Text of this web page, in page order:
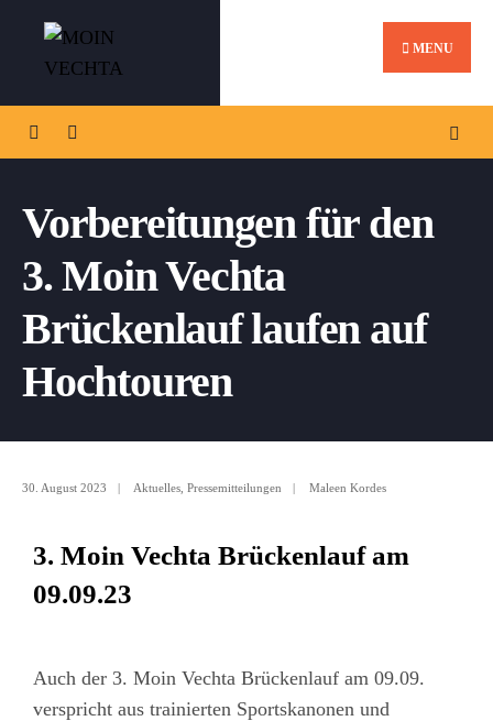
MENU
Vorbereitungen für den
3. Moin Vechta
Brückenlauf laufen auf
Hochtouren
30. August 2023 | Aktuelles Pressemitteilungen | Maleen Kordes
3. Moin Vechta Brückenlauf am
09.09.23
Auch der 3. Moin Vechta Brückenlauf am 09.09.
verspricht aus trainierten Sportskanonen und